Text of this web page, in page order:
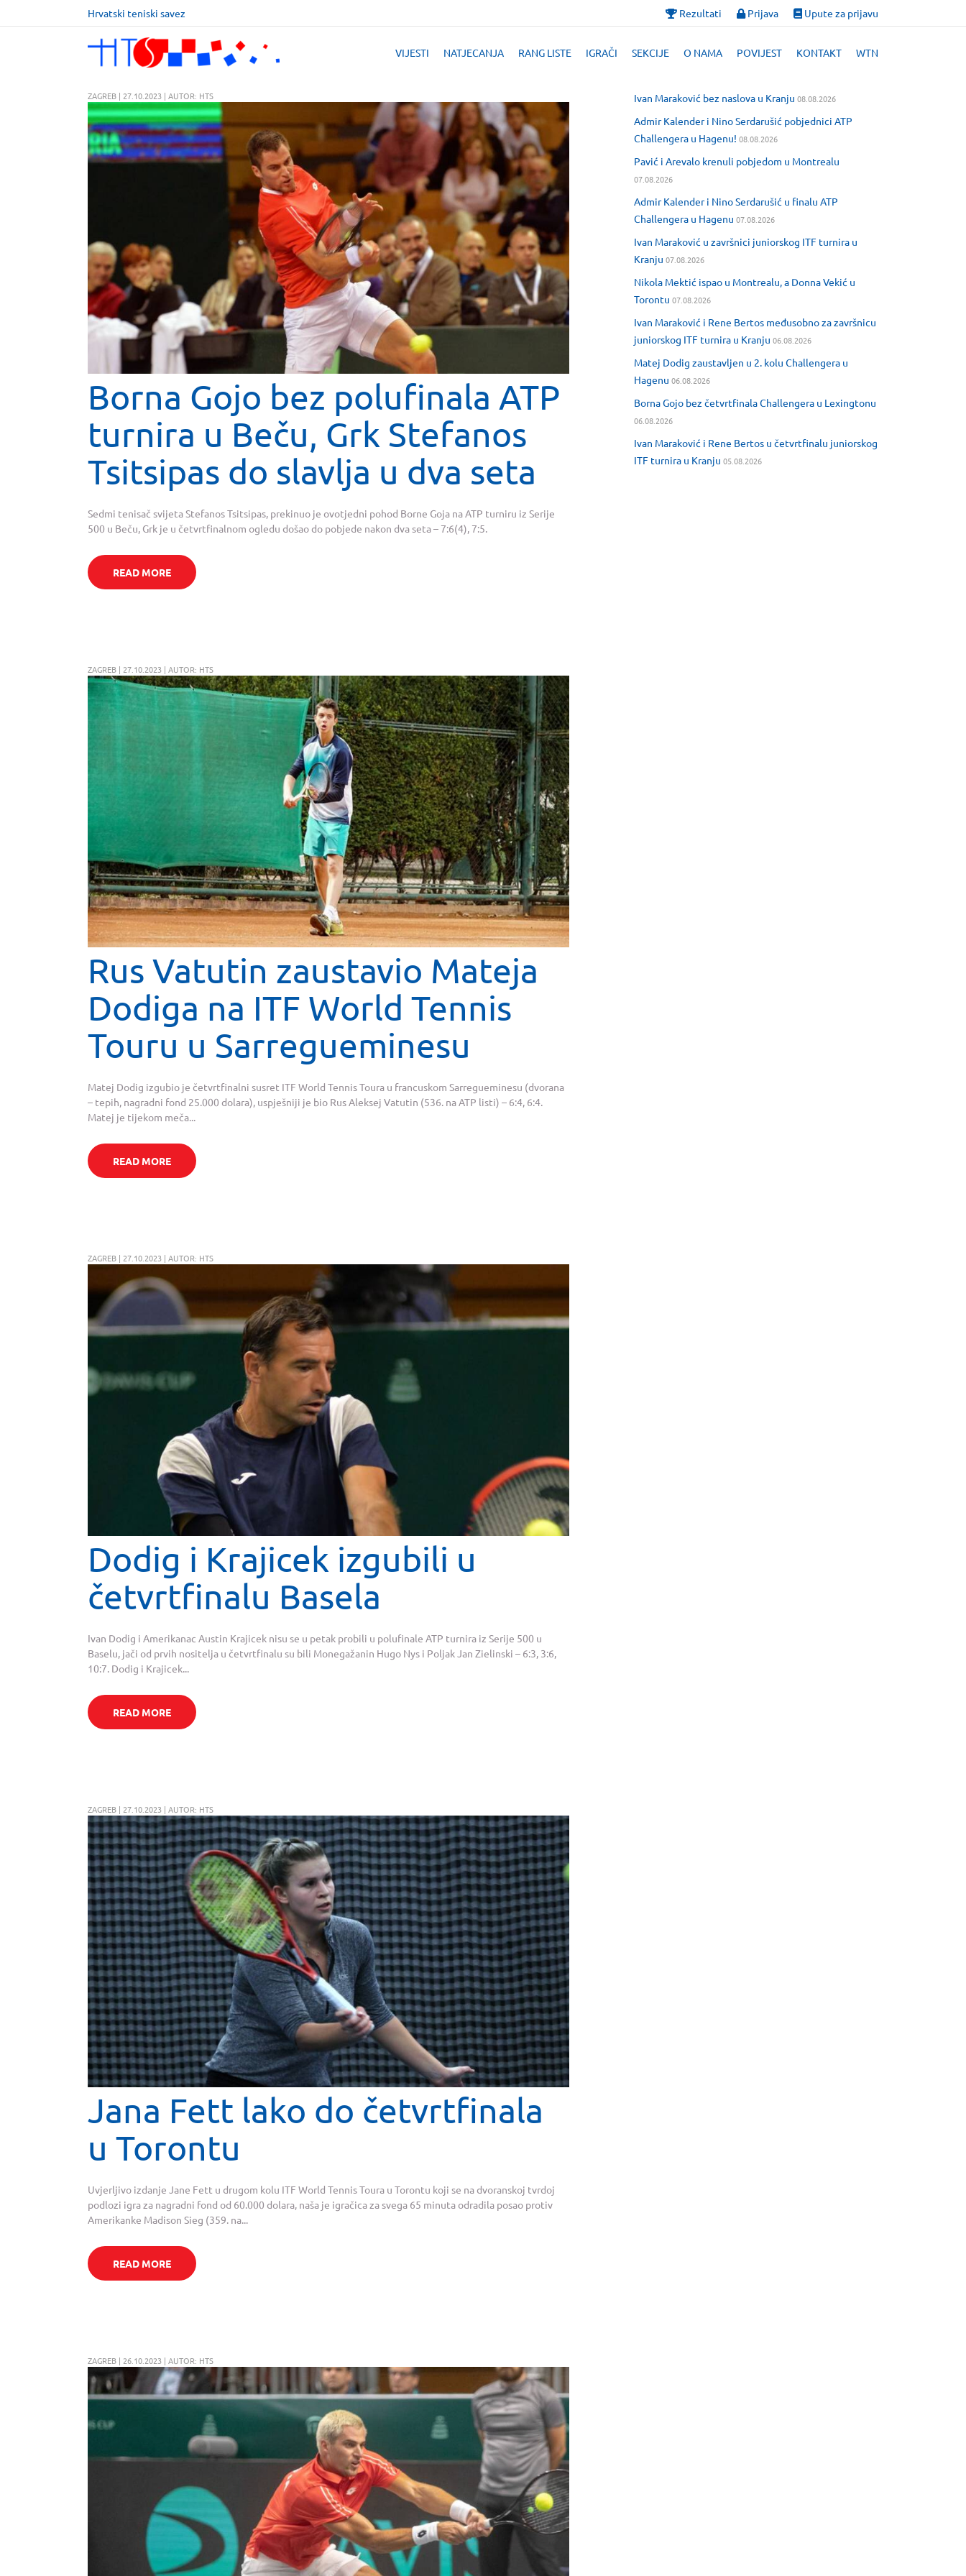
Hrvatski teniski savez Rezultati Prijava Upute za prijavu
VIJESTI NATJECANJA RANG LISTE IGRAČI SEKCIJE O NAMA POVIJEST KONTAKT WTN
ZAGREB | 27.10.2023 | AUTOR: HTS
Borna Gojo bez polufinala ATP
turnira u Beču, Grk Stefanos
Tsitsipas do slavlja u dva seta
Sedmi tenisač svijeta Stefanos Tsitsipas, prekinuo je ovotjedni pohod Borne Goja na ATP turniru iz Serije
500 u Beču, Grk je u četvrtfinalnom ogledu došao do pobjede nakon dva seta – 7:6(4), 7:5.
READ MORE
ZAGREB | 27.10.2023 | AUTOR: HTS
Rus Vatutin zaustavio Mateja
Dodiga na ITF World Tennis
Touru u Sarregueminesu
Matej Dodig izgubio je četvrtfinalni susret ITF World Tennis Toura u francuskom Sarregueminesu (dvorana
– tepih, nagradni fond 25.000 dolara), uspješniji je bio Rus Aleksej Vatutin (536. na ATP listi) – 6:4, 6:4.
Matej je tijekom meča...
READ MORE
ZAGREB | 27.10.2023 | AUTOR: HTS
Dodig i Krajicek izgubili u
četvrtfinalu Basela
Ivan Dodig i Amerikanac Austin Krajicek nisu se u petak probili u polufinale ATP turnira iz Serije 500 u
Baselu, jači od prvih nositelja u četvrtfinalu su bili Monegažanin Hugo Nys i Poljak Jan Zielinski – 6:3, 3:6,
10:7. Dodig i Krajicek...
READ MORE
ZAGREB | 27.10.2023 | AUTOR: HTS
Jana Fett lako do četvrtfinala
u Torontu
Uvjerljivo izdanje Jane Fett u drugom kolu ITF World Tennis Toura u Torontu koji se na dvoranskoj tvrdoj
podlozi igra za nagradni fond od 60.000 dolara, naša je igračica za svega 65 minuta odradila posao protiv
Amerikanke Madison Sieg (359. na...
READ MORE
ZAGREB | 26.10.2023 | AUTOR: HTS
Ivan Maraković bez naslova u Kranju 08.08.2026
Admir Kalender i Nino Serdarušić pobjednici ATP
Challengera u Hagenu! 08.08.2026
Pavić i Arevalo krenuli pobjedom u Montrealu
07.08.2026
Admir Kalender i Nino Serdarušić u finalu ATP
Challengera u Hagenu 07.08.2026
Ivan Maraković u završnici juniorskog ITF turnira u
Kranju 07.08.2026
Nikola Mektić ispao u Montrealu, a Donna Vekić u
Torontu 07.08.2026
Ivan Maraković i Rene Bertos međusobno za završnicu
juniorskog ITF turnira u Kranju 06.08.2026
Matej Dodig zaustavljen u 2. kolu Challengera u
Hagenu 06.08.2026
Borna Gojo bez četvrtfinala Challengera u Lexingtonu
06.08.2026
Ivan Maraković i Rene Bertos u četvrtfinalu juniorskog
ITF turnira u Kranju 05.08.2026